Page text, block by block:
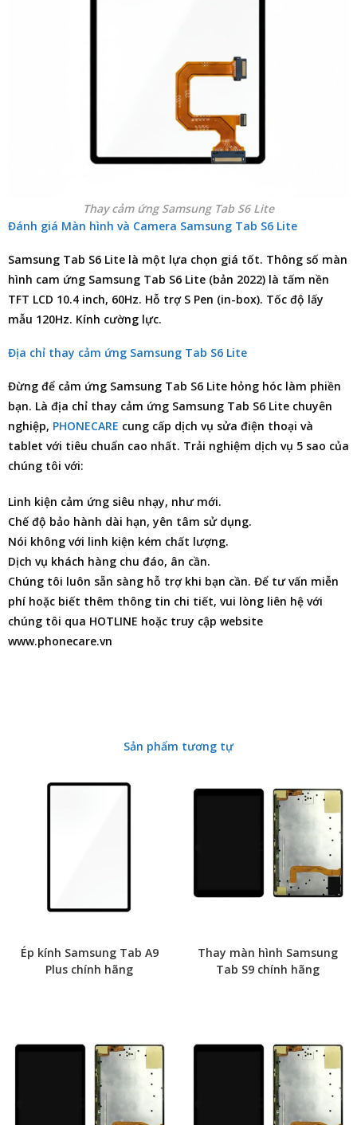
Thay cảm ứng Samsung Tab S6 Lite
Đánh giá Màn hình và Camera Samsung Tab S6 Lite
Samsung Tab S6 Lite là một lựa chọn giá tốt. Thông số màn
hình cam ứng Samsung Tab S6 Lite (bản 2022) là tấm nền
TFT LCD 10.4 inch, 60Hz. Hỗ trợ S Pen (in-box). Tốc độ lấy
mẫu 120Hz. Kính cường lực.
Địa chỉ thay cảm ứng Samsung Tab S6 Lite
Đừng để cảm ứng Samsung Tab S6 Lite hỏng hóc làm phiền
bạn. Là địa chỉ thay cảm ứng Samsung Tab S6 Lite chuyên
nghiệp, PHONECARE cung cấp dịch vụ sửa điện thoại và
tablet với tiêu chuẩn cao nhất. Trải nghiệm dịch vụ 5 sao của
chúng tôi với:
Linh kiện cảm ứng siêu nhạy, như mới.
Chế độ bảo hành dài hạn, yên tâm sử dụng.
Nói không với linh kiện kém chất lượng.
Dịch vụ khách hàng chu đáo, ân cần.
Chúng tôi luôn sẵn sàng hỗ trợ khi bạn cần. Để tư vấn miễn
phí hoặc biết thêm thông tin chi tiết, vui lòng liên hệ với
chúng tôi qua HOTLINE hoặc truy cập website
www.phonecare.vn
Sản phẩm tương tự
Ép kính Samsung Tab A9
Plus chính hãng
Thay màn hình Samsung
Tab S9 chính hãng